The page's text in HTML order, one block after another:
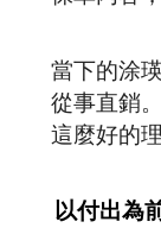
當下的涂
從事直銷
這麼好的
以付出為